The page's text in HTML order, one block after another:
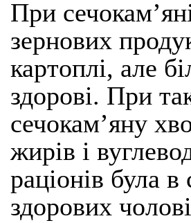
При
зернових
картоплі, але
здорові. При
сечокам’яну
жирів і
раціонів була
здорових